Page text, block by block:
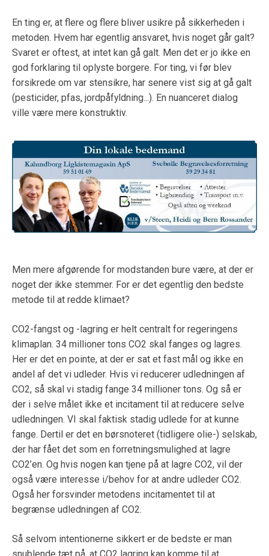
En ting er, at flere og flere bliver usikre på sikkerheden i
metoden. Hvem har egentlig ansvaret, hvis noget går galt?
Svaret er oftest, at intet kan gå galt. Men det er jo ikke en
god forklaring til oplyste borgere. For ting, vi før blev
forsikrede om var stensikre, har senere vist sig at gå galt
(pesticider, pfas, jordpåfyldning...). En nuanceret dialog
ville være mere konstruktiv.
Men mere afgørende for modstanden bure være, at der er
noget der ikke stemmer. For er det egentlig den bedste
metode til at redde klimaet?
CO2-fangst og -lagring er helt centralt for regeringens
klimaplan. 34 millioner tons CO2 skal fanges og lagres.
Her er det en pointe, at der er sat et fast mål og ikke en
andel af det vi udleder. Hvis vi reducerer udledningen af
CO2, så skal vi stadig fange 34 millioner tons. Og så er
der i selve målet ikke et incitament til at reducere selve
udledningen. VI skal faktisk stadig udlede for at kunne
fange. Dertil er det en børsnoteret (tidligere olie-) selskab,
der har fået det som en forretningsmulighed at lagre
CO2’en. Og hvis nogen kan tjene på at lagre CO2, vil der
også være interesse i/behov for at andre udleder CO2.
Også her forsvinder metodens incitamentet til at
begrænse udledningen af CO2.
Så selvom intentionerne sikkert er de bedste er man